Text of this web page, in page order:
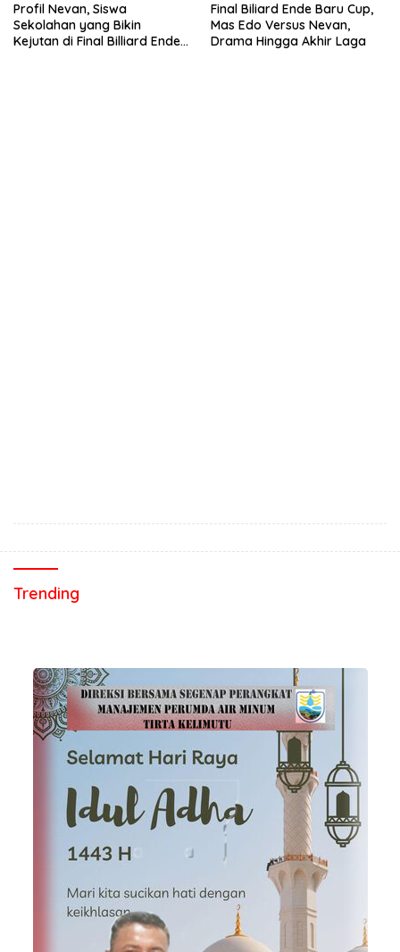
Profil Nevan, Siswa
Sekolahan yang Bikin
Kejutan di Final Billiard Ende
Final Biliard Ende Baru Cup,
Mas Edo Versus Nevan,
Drama Hingga Akhir Laga
Trending